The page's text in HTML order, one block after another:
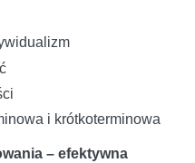
i krótkoterminowa
– efektywna